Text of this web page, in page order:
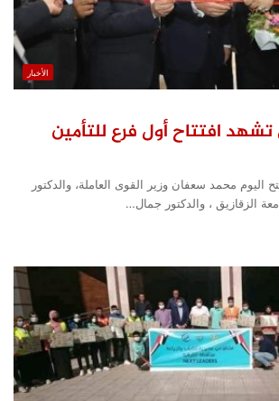
الأخبار
تشهد افتتاح أول فرع للتأمين
اليوم محمد سعفان وزير القوى العاملة، والدكتور
الزقازيق ، والدكتور جمال…